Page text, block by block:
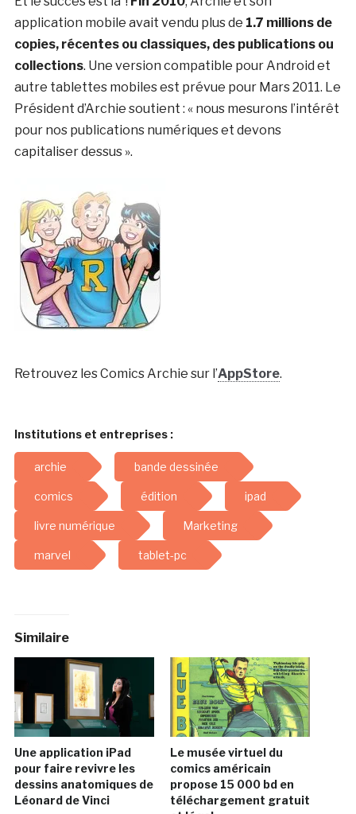
application mobile avait vendu plus de 1.7 millions de
copies, récentes ou classiques, des publications ou
collections. Une version compatible pour Android et
autre tablettes mobiles est prévue pour Mars 2011. Le
Président d’Archie soutient : « nous mesurons l’intérêt
pour nos publications numériques et devons
capitaliser dessus ».
Retrouvez les Comics Archie sur l’AppStore.
Institutions et entreprises :
archie bande dessinée
comics édition ipad
livre numérique Marketing
marvel tablet-pc
Similaire
Une application iPad
pour faire revivre les
dessins anatomiques de
Léonard de Vinci
Le musée virtuel du
comics américain
propose 15 000 bd en
téléchargement gratuit